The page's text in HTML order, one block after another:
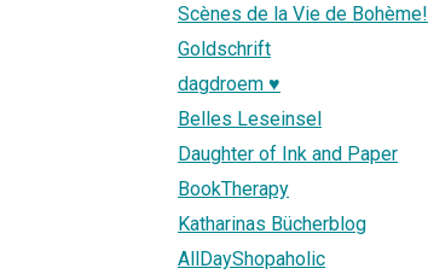
Scènes de la Vie de Bohème!
Goldschrift
dagdroem ♥
Belles Leseinsel
Daughter of Ink and Paper
BookTherapy
Katharinas Bücherblog
AllDayShopaholic